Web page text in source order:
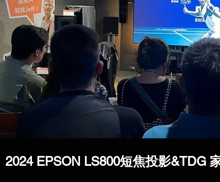
2024 EPSON LS800短焦投影&TDG